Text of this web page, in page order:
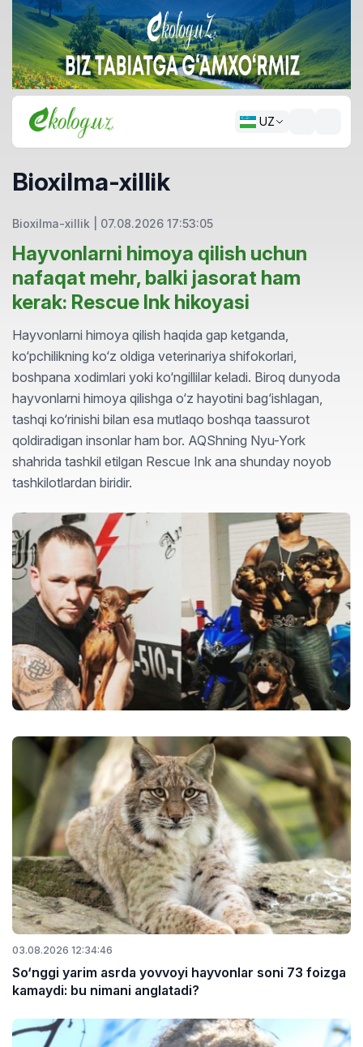
UZ
Bioxilma-xillik
Bioxilma-xillik 07.08.2026 17:53:05
Hayvonlarni himoya qilish uchun
nafaqat mehr, balki jasorat ham
kerak: Rescue Ink hikoyasi
Hayvonlarni himoya qilish haqida gap ketganda,
ko‘pchilikning ko‘z oldiga veterinariya shifokorlari,
boshpana xodimlari yoki ko‘ngillilar keladi. Biroq dunyoda
hayvonlarni himoya qilishga o‘z hayotini bag‘ishlagan,
tashqi ko‘rinishi bilan esa mutlaqo boshqa taassurot
qoldiradigan insonlar ham bor. AQShning Nyu-York
shahrida tashkil etilgan Rescue Ink ana shunday noyob
tashkilotlardan biridir.
03.08.2026 12:34:46
So‘nggi yarim asrda yovvoyi hayvonlar soni 73 foizga
kamaydi: bu nimani anglatadi?